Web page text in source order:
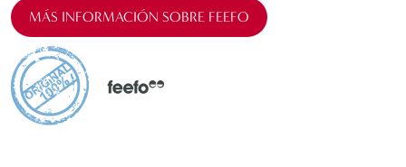
MÁS INFORMACIÓN SOBRE FEEFO